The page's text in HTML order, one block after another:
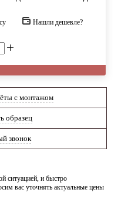
Нашли дешевле?
с монтажом
образец
звонок
ситуацией, и быстро
вас уточнять актуальные цены